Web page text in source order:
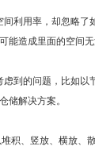
利用率，却忽略了
能造成里面的空间
到的问题，比如以
储解决方案。
积、竖放、横放、